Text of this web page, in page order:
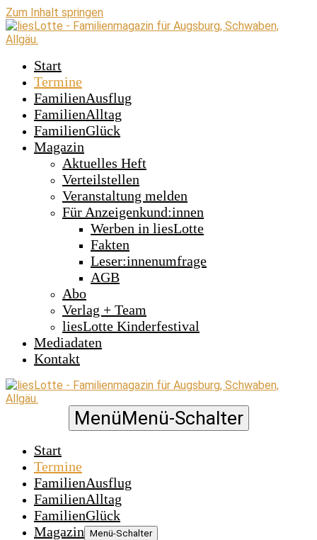
Zum Inhalt springen
Start
Termine
FamilienAusflug
FamilienAlltag
FamilienGlück
Magazin
Aktuelles Heft
Verteilstellen
Veranstaltung melden
Für Anzeigenkund:innen
Werben in liesLotte
Fakten
Leser:innenumfrage
AGB
Abo
Verlag + Team
liesLotte Kinderfestival
Mediadaten
Kontakt
MenüMenü-Schalter
Start
Termine
FamilienAusflug
FamilienAlltag
FamilienGlück
Magazin Menü-Schalter